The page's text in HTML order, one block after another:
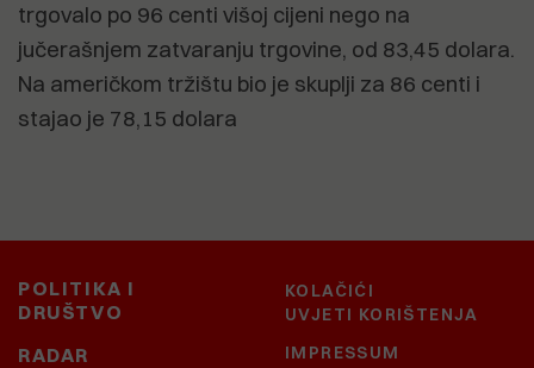
trgovalo po 96 centi višoj cijeni nego na
jučerašnjem zatvaranju trgovine, od 83,45 dolara.
Na američkom tržištu bio je skuplji za 86 centi i
stajao je 78,15 dolara
POLITIKA I
DRUŠTVO
RADAR
KOLAČIĆI
UVJETI KORIŠTENJA
IMPRESSUM